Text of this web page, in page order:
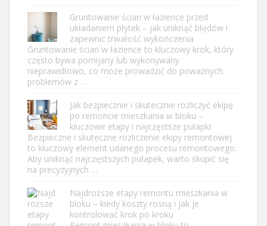
Gruntowanie ścian w łazience przed
układaniem płytek – jak uniknąć błędów i
zapewnić trwałość wykończenia
Gruntowanie ścian w łazience to kluczowy krok, który
często bywa pomijany lub wykonywany
nieprawidłowo, co może prowadzić do poważnych
problemów z …
Jak bezpiecznie i skutecznie rozliczyć ekipę
po remoncie mieszkania w bloku –
kluczowe etapy i najczęstsze pułapki
Bezpieczne i skuteczne rozliczenie ekipy remontowej
to kluczowy element udanego procesu remontowego.
Aby uniknąć najczęstszych pułapek, warto skupić się
na precyzyjnych …
Najdroższe etapy remontu mieszkania w
bloku – kiedy koszty rosną i jak je
kontrolować krok po kroku